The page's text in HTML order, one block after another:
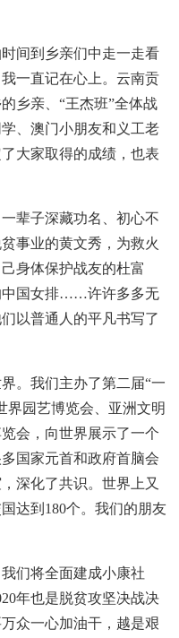
间到乡亲们中走一走看
一直记在心上。云南贡
乡亲、“王杰班”全体战
、澳门小朋友和义工老
大家取得的成绩，也表
辈子深藏功名、初心不
事业的黄文秀，为救火
身体保护战友的杜富
中国女排……许许多多无
以普通人的平凡书写了
。我们主办了第二届“一
界园艺博览会、亚洲文明
会，向世界展示了一个
国家元首和政府首脑会
深化了共识。世界上又
达到180个。我们的朋友
们将全面建成小康社
年也是脱贫攻坚决战决
众一心加油干，越是艰